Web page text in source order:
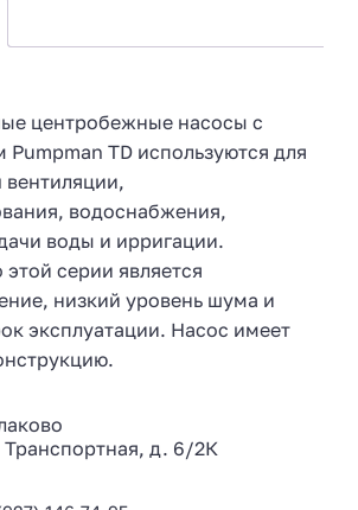
центробежные насосы с
TD используются для
вентиляции,
водоснабжения,
воды и ирригации.
серии является
низкий уровень шума и
эксплуатации. Насос имеет
Транспортная, д. 6/2К